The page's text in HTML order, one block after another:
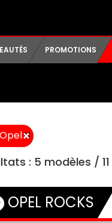
PROMOTIONS
×
: 5 modèles / 11
OPEL ROCKS